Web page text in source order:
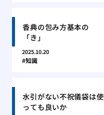
香典の包み方基本の
「き」
2025.10.20
知識
水引がない不祝儀袋は使
っても良いか